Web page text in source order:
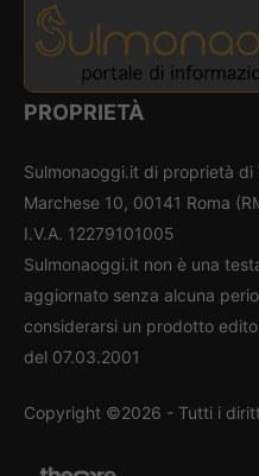
PROPRIETÀ
Sulmonaoggi.it di proprietà di
Marchese 10, 00141 Roma
I.V.A. 12279101005
Sulmonaoggi.it non è una
aggiornato senza alcuna
considerarsi un prodotto
del 07.03.2001
Copyright ©2026 - Tutti i